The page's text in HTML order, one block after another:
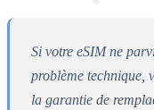
Si votre eSIM ne
problème technique,
la garantie de